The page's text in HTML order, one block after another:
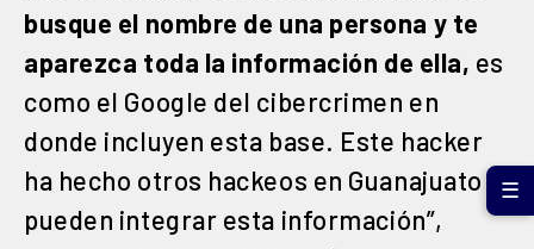
busque el nombre de una persona y te
aparezca toda la información de ella, es
como el Google del cibercrimen en
donde incluyen esta base. Este hacker
ha hecho otros hackeos en Guanajuato y
pueden integrar esta información”,
☰